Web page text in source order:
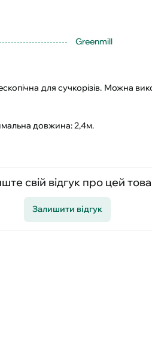
Greenmill
для сучкорізів. Можна
довжина: 2,4м.
свій відгук про цей
Залишити відгук